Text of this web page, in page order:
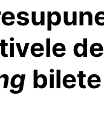
de